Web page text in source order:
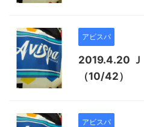
アビスパ
2019.4.20
（10/42）
アビスパ